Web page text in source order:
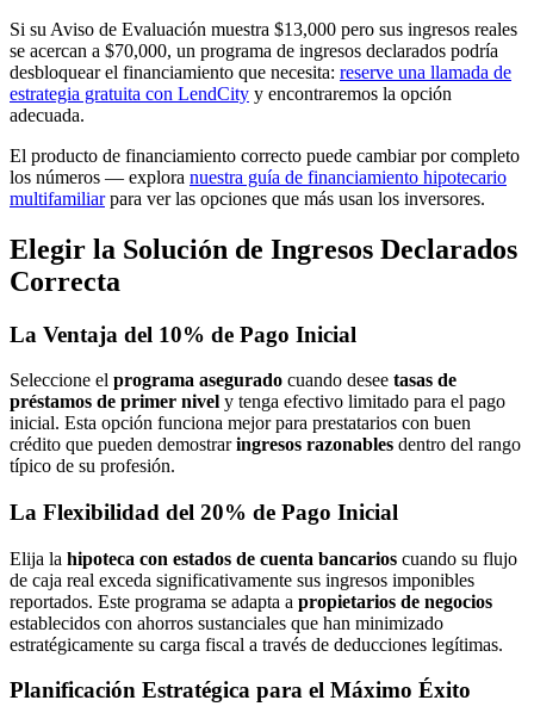
Si su Aviso de Evaluación muestra $13,000 pero sus ingresos reales
se acercan a $70,000, un programa de ingresos declarados podría
desbloquear el financiamiento que necesita: reserve una llamada de
estrategia gratuita con LendCity y encontraremos la opción
adecuada.
El producto de financiamiento correcto puede cambiar por completo
los números — explora nuestra guía de financiamiento hipotecario
multifamiliarpara ver las opciones que más usan los inversores.
Elegir la Solución de Ingresos Declarados
Correcta
La Ventaja del 10% de Pago Inicial
Seleccione el programa asegurado cuando desee tasas de
préstamos de primer nivel y tenga efectivo limitado para el pago
inicial. Esta opción funciona mejor para prestatarios con buen
crédito que pueden demostraringresos razonables dentro del rango
típico de su profesión.
La Flexibilidad del 20% de Pago Inicial
Elija la hipoteca con estados de cuenta bancarios cuando su flujo
de caja real exceda significativamente sus ingresos imponibles
reportados. Este programa se adapta a propietarios de negocios
establecidos con ahorros sustanciales que han minimizado
estratégicamente su carga fiscal a través de deducciones legítimas.
Planificación Estratégica para el Máximo Éxito